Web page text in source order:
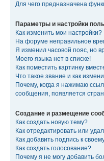
Для чего предназначена
Параметры и настройки
Как изменить мои настройки?
На форуме неправильное
Я изменил часовой пояс, но
Моего языка нет в списке!
Как поместить картинку
Что такое звание и как
Почему, когда я нажимаю
сообщения, появляется
Создание и размещение
Как создать новую тему?
Как отредактировать или
Как добавить подпись к
Как создать голосование?
Почему я не могу добавить